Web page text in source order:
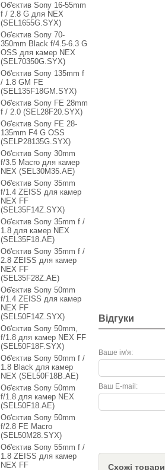
Відгуки
Ваше ім'я:
Ваш E-mail:
Схожі товари
Об'єктив Sony 16-55mm
f / 2.8 G для NEX
(SEL1655G.SYX)
Об'єктив Sony 70-
350mm Black f/4.5-6.3 G
OSS для камер NEX
(SEL70350G.SYX)
Об'єктив Sony 135mm f
/ 1.8 GM FE
(SEL135F18GM.SYX)
Об'єктив Sony FE 28mm
f / 2.0 (SEL28F20.SYX)
Об'єктив Sony FE 28-
135mm F4 G OSS
(SELP28135G.SYX)
Об'єктив Sony 30mm
f/3.5 Macro для камер
NEX (SEL30M35.AE)
Об'єктив Sony 35mm
f/1.4 ZEISS для камер
NEX FF
(SEL35F14Z.SYX)
Об'єктив Sony 35mm f /
1.8 для камер NEX
(SEL35F18.AE)
Об'єктив Sony 35mm f /
2.8 ZEISS для камер
NEX FF
(SEL35F28Z.AE)
Об'єктив Sony 50mm
f/1.4 ZEISS для камер
NEX FF
(SEL50F14Z.SYX)
Об'єктив Sony 50mm,
f/1.8 для камер NEX FF
(SEL50F18F.SYX)
Об'єктив Sony 50mm f /
1.8 Black для камер
NEX (SEL50F18B.AE)
Об'єктив Sony 50mm
f/1.8 для камер NEX
(SEL50F18.AE)
Об'єктив Sony 50mm
f/2.8 FE Macro
(SEL50M28.SYX)
Об'єктив Sony 55mm f /
1.8 ZEISS для камер
NEX FF